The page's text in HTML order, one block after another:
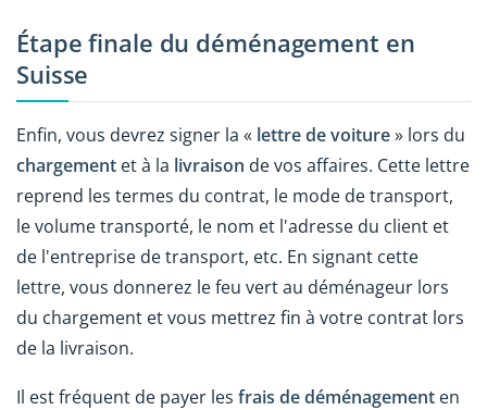
Étape finale du déménagement en
Suisse
Enfin, vous devrez signer la « lettre de voiture» lors du
chargement et à la livraison de vos affaires. Cette lettre
reprend les termes du contrat, le mode de transport,
le volume transporté, le nom et l'adresse du client et
de l'entreprise de transport, etc. En signant cette
lettre, vous donnerez le feu vert au déménageur lors
du chargement et vous mettrez fin à votre contrat lors
de la livraison.
Il est fréquent de payer les frais de déménagement en